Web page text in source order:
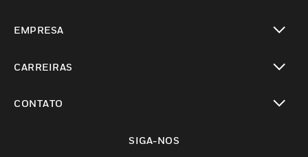
EMPRESA
CARREIRAS
CONTATO
SIGA-NOS